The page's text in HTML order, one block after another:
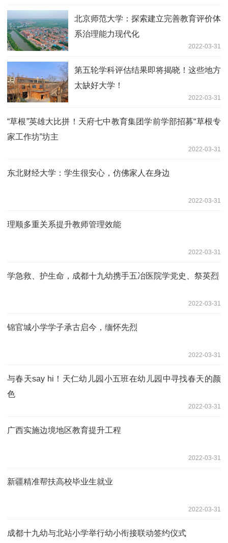
北京师范大学：探索建立完善教育评价体
系治理能力现代化
2022-03-31
第五轮学科评估结果即将揭晓！这些地方
太缺好大学！
2022-03-31
“草根”英雄大比拼！天府七中教育集团学前学部招募“草根专
家工作坊”坊主
2022-03-31
东北财经大学：学生很安心，仿佛家人在身边
2022-03-31
理顺多重关系提升教师管理效能
2022-03-31
学急救、护生命，成都十九幼携手五冶医院学党史、祭英烈
2022-03-31
锦官城小学学子承古启今，缅怀先烈
2022-03-31
与春天say hi！天仁幼儿园小五班在幼儿园中寻找春天的颜
色
2022-03-31
广西实施边境地区教育提升工程
2022-03-31
新疆精准帮扶高校毕业生就业
2022-03-31
成都十九幼与北站小学举行幼小衔接联动签约仪式